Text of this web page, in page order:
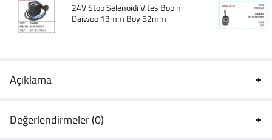
24V Stop Selenoidi Vites Bobini
Daiwoo 13mm Boy 52mm
Açıklama
Değerlendirmeler (0)